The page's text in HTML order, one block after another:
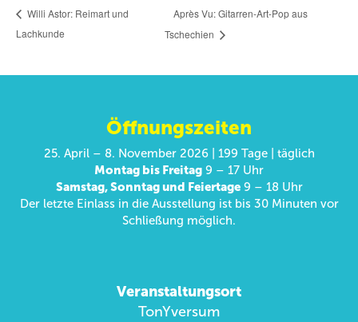
Willi Astor: Reimart und
Lachkunde
Après Vu: Gitarren-Art-Pop aus
Tschechien
Öffnungszeiten
25. April – 8. November 2026 | 199 Tage | täglich
Montag bis Freitag 9 – 17 Uhr
Samstag, Sonntag und Feiertage9 – 18 Uhr
Der letzte Einlass in die Ausstellung ist bis 30 Minuten vor
Schließung möglich.
Veranstaltungsort
TonYversum